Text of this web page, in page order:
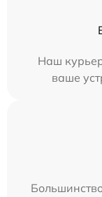
Наш
ваше